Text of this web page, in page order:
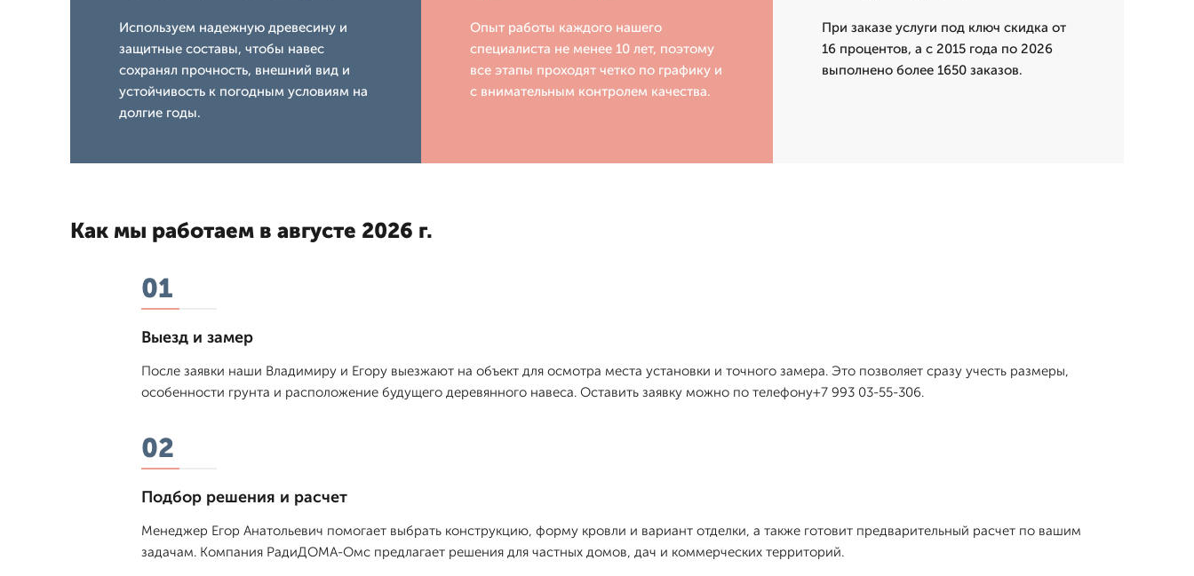
Используем надежную древесину и
защитные составы, чтобы навес
сохранял прочность, внешний вид и
устойчивость к погодным условиям на
долгие годы.
Опыт работы каждого нашего
специалиста не менее 10 лет, поэтому
все этапы проходят четко по графику и
с внимательным контролем качества.
При заказе услуги под ключ скидка от
16 процентов, а с 2015 года по 2026
выполнено более 1650 заказов.
Как мы работаем в августе 2026 г.
01
Выезд и замер
После заявки наши Владимиру и Егору выезжают на объект для осмотра места установки и точного замера. Это позволяет сразу учесть размеры,
особенности грунта и расположение будущего деревянного навеса. Оставить заявку можно по телефону+7 993 03-55-306.
02
Подбор решения и расчет
Менеджер Егор Анатольевич помогает выбрать конструкцию, форму кровли и вариант отделки, а также готовит предварительный расчет по вашим
задачам. Компания РадиДОМА-Омс предлагает решения для частных домов, дач и коммерческих территорий.